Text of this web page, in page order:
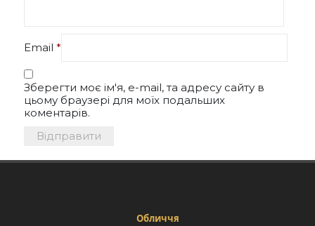
Email *
Зберегти моє ім'я, e-mail, та адресу сайту в
цьому браузері для моїх подальших
коментарів.
Обличчя